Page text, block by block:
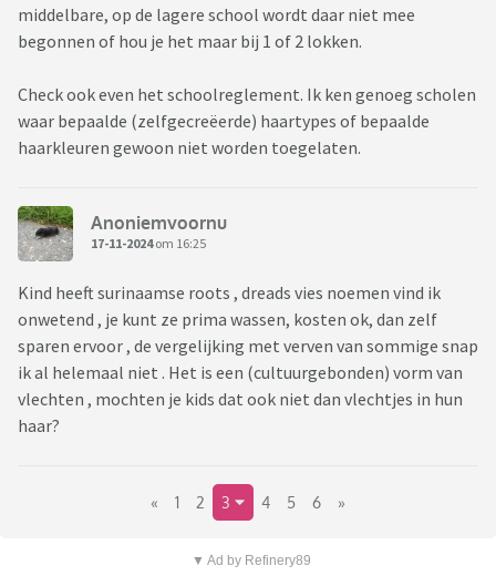
middelbare, op de lagere school wordt daar niet mee
begonnen of hou je het maar bij 1 of 2 lokken.
Check ook even het schoolreglement. Ik ken genoeg scholen
waar bepaalde (zelfgecreëerde) haartypes of bepaalde
haarkleuren gewoon niet worden toegelaten.
Anoniemvoornu
17-11-2024om 16:25
Kind heeft surinaamse roots , dreads vies noemen vind ik
onwetend , je kunt ze prima wassen, kosten ok, dan zelf
sparen ervoor , de vergelijking met verven van sommige snap
ik al helemaal niet . Het is een (cultuurgebonden) vorm van
vlechten , mochten je kids dat ook niet dan vlechtjes in hun
haar?
« 1 2 3 4 5 6 »
▼ Ad by Refinery89